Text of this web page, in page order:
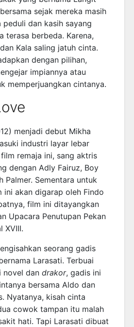
sejak mereka masih
peduli dan kasih sayang
terasa berbeda. Karena,
Kala saling jatuh cinta.
dengan pilihan,
impiannya atau
memperjuangkan cintanya.
menjadi debut Mikha
industri layar lebar
remaja ini, sang aktris
dengan Adly Fairuz, Boy
Palmer. Sementara untuk
ini akan digarap oleh Findo
film ini ditayangkan
Upacara Penutupan Pekan
XVIII.
seorang gadis
Larasati. Terbuai
novel dan drakor, gadis ini
bersama Aldo dan
Nyatanya, kisah cinta
cowok tampan itu malah
hati. Tapi Larasati dibuat